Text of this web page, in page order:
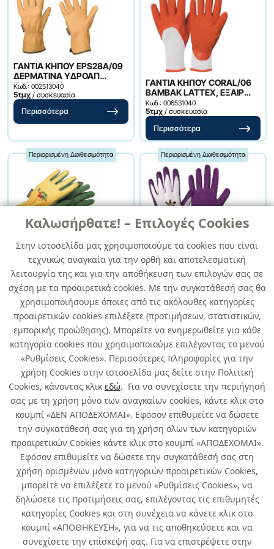
Καλωσήρθατε! – Επιλογές Cookies
Στην ιστοσελίδα μας χρησιμοποιούμε τα cookies που είναι
τεχνικώς αναγκαία για την ορθή και αποτελεσματική
λειτουργία της και για την αποθήκευση των επιλογών σας σε
σχέση με τα προαιρετικά cookies. Με την συγκατάθεσή σας θα
χρησιμοποιήσουμε όποιες από τις ακόλουθες κατηγορίες
προαιρετικών cookies επιλέξετε (προτιμήσεων, στατιστικών,
εμπορικής προώθησης). Μπορείτε να ενημερωθείτε για κάθε
κατηγορία cookies που χρησιμοποιούμε επιλέγοντας το μενού
«Ρυθμίσεις Cookies». Περισσότερες πληροφορίες για την
χρήση Cookies στην ιστοσελίδα μας δείτε στην Πολιτική
Cookies, κάνοντας κλικ εδώ. Για να συνεχίσετε την περιήγησή
σας με τη χρήση μόνο των αναγκαίων cookies, κάντε κλικ στο
κουμπί «ΔΕΝ ΑΠΟΔΕΧΟΜΑΙ». Εφόσον επιθυμείτε να δώσετε
την συγκατάθεσή σας για τη χρήση όλων των κατηγοριών
προαιρετικών Cookies κάντε κλικ στο κουμπί «ΑΠΟΔΕΧΟΜΑΙ».
Εφόσον επιθυμείτε να δώσετε την συγκατάθεσή σας στη
χρήση ορισμένων μόνο κατηγοριών προαιρετικών Cookies,
μπορείτε να επιλέξετε το μενού «Ρυθμίσεις Cookies», να
δηλώσετε τις προτιμήσεις σας, επιλέγοντας τις επιθυμητές
κατηγορίες Cookies και στη συνέχεια να κάνετε κλικ στο
κουμπί «ΑΠΟΘΗΚΕΥΣΗ», για να τις αποθηκεύσετε και να
συνεχίσετε την επίσκεψή σας. Για να επιστρέψετε στην
ΓΑΝΤΙΑ ΚΗΠΟΥ EPS28A/09
ΔΕΡΜΑΤΙΝΑ ΥΔΡΟΑΠ
ΠΛΕΝΟΝΤΑΙ
Κωδ.: 002513040
5τμχ / συσκευασία
Περισσότερα
ΓΑΝΤΙΑ ΚΗΠΟΥ CORAL/06
ΒΑΜΒΑΚ LATTEX, ΕΞΑΙΡ
ΑΝΤΟΧΗ
Κωδ.: 006531040
5τμχ / συσκευασία
Περισσότερα
Περιορισμένη Διαθεσιμότητα
ΓΑΝΤΙΑ ΚΗΠΟΥ ΓΥΝΑΙΚΕΙΑ
CAPUCINE/08 ΒΑΜΒΑΚΕΡΑ
PVC
Κωδ.: 001226040
/ συσκευασία
Περισσότερα
Περιορισμένη Διαθεσιμότητα
ΓΑΝΤΙΑ ΚΗΠΟΥ ΓΥΝΑΙΚΕΙΑ
NERINE/07 ΠΟΛΥΑΜΙΔ
LATEX
Κωδ.: 001542140
5τμχ / συσκευασία
Περισσότερα
1 2
Σχετικά με εμάς
Χρήσιμα
Όροι χρήσης & Ασφάλεια